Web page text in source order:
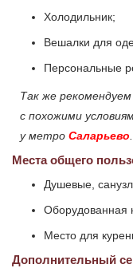
Холодильник;
Вешалки для
Персональные
Так же
с похожими
у метро Саларьево.
Места общего
Душевые,
Оборудованная
Место для
Дополнительный